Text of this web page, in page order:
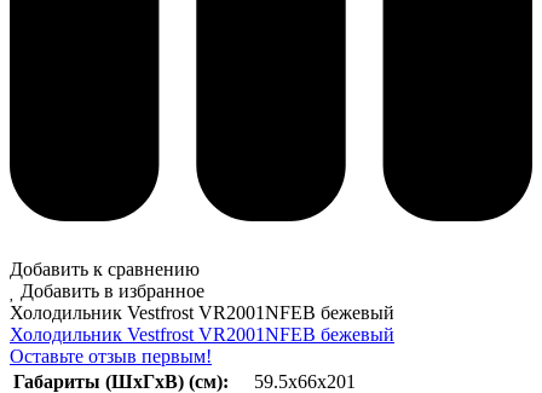
Добавить к сравнению
Добавить в избранное
Холодильник Vestfrost VR2001NFEB бежевый
Холодильник Vestfrost VR2001NFEB бежевый
Оставьте отзыв первым!
Габариты (ШхГхВ) (см):
59.5x66х201